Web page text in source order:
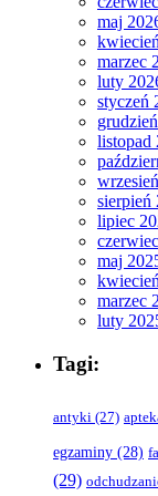
maj
marzec
luty
styczeń
listopad
sierpień
lipiec
maj
marzec
luty
Tagi:
antyki (27)
egzaminy (28)
(29)